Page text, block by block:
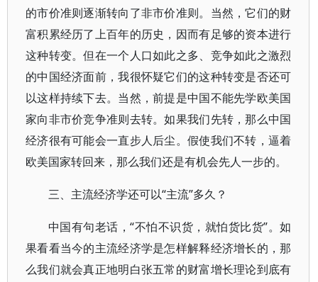
的市价准则逐渐转向了非市价准则。当然，它们的财
富积累经历了上百年的历史，因而有足够的资本进行
这种转变。但在一个人口如此之多、竞争如此之激烈
的中国经济面前，我很怀疑它们的这种转变是否还可
以这样持续下去。当然，前提是中国不能先学欧美国
家向非市价竞争准则去转。如果我们先转，那么中国
经济很有可能会一直步人后尘。假使我们不转，逼着
欧美国家转回来，那么我们还是有机会先人一步的。
三、主流经济学还可以“主流”多久？
中国有句老话，“不怕不识货，就怕货比货”。如
果看看当今的主流经济学是怎样解释经济增长的，那
么我们就会真正地明白张五常的财富增长理论到底有